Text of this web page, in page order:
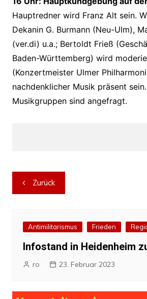
Hauptredner wird Franz Alt sein.
Dekanin G. Burmann (Neu-Ulm),
(ver.di) u.a.; Bertoldt Frieß
Baden-Württemberg) wird
(Konzertmeister Ulmer
nachdenklicher Musik präsent
Musikgruppen sind angefragt.
Beitragsnavigation
Zurück
Antimilitarismus Frieden
Infostand in Heidenheim
ro 23. Februar 2023